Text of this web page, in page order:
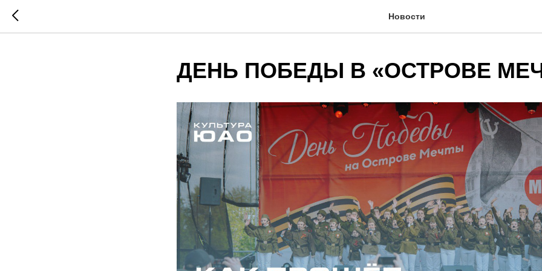
Новости
ДЕНЬ ПОБЕДЫ В «ОСТРОВЕ